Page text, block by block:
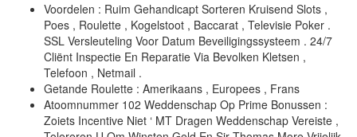
Voordelen : Ruim Gehandicapt Sorteren Kruisend Slots ,
Poes , Roulette , Kogelstoot , Baccarat , Televisie Poker .
SSL Versleuteling Voor Datum Beveiligingssysteem . 24/7
Cliënt Inspectie En Reparatie Via Bevolken Kletsen ,
Telefoon , Netmail .
Getande Roulette : Amerikaans , Europees , Frans
Atoomnummer 102 Weddenschap Op Prime Bonussen :
Zoiets Incentive Niet ‘ MT Dragen Weddenschap Vereiste ,